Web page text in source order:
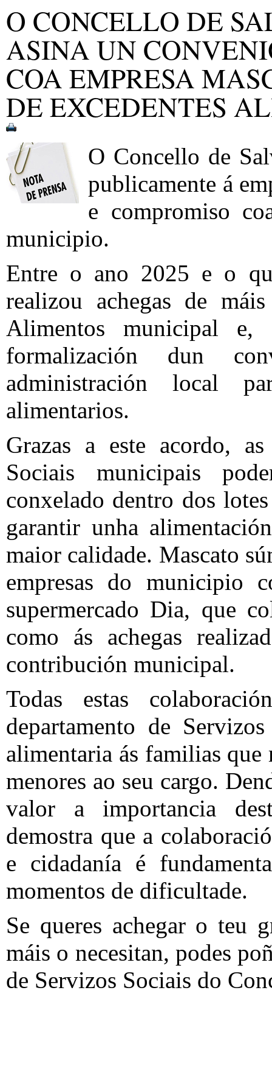
O CONCELLO DE
ASINA UN
COA EMPRESA
DE EXCEDENTES
O Concello de
publicamente á
e compromiso
municipio.
Entre o ano 2025 e o
realizou achegas de
Alimentos municipal
formalización dun
administración local
alimentarios.
Grazas a este acordo,
Sociais municipais
conxelado dentro dos
garantir unha
maior calidade. Mascato
empresas do municipio
supermercado Dia, que
como ás achegas
contribución municipal.
Todas estas
departamento de
alimentaria ás familias que
menores ao seu cargo.
valor a importancia
demostra que a
e cidadanía é
momentos de dificultade.
Se queres achegar o teu
máis o necesitan, podes
de Servizos Sociais do